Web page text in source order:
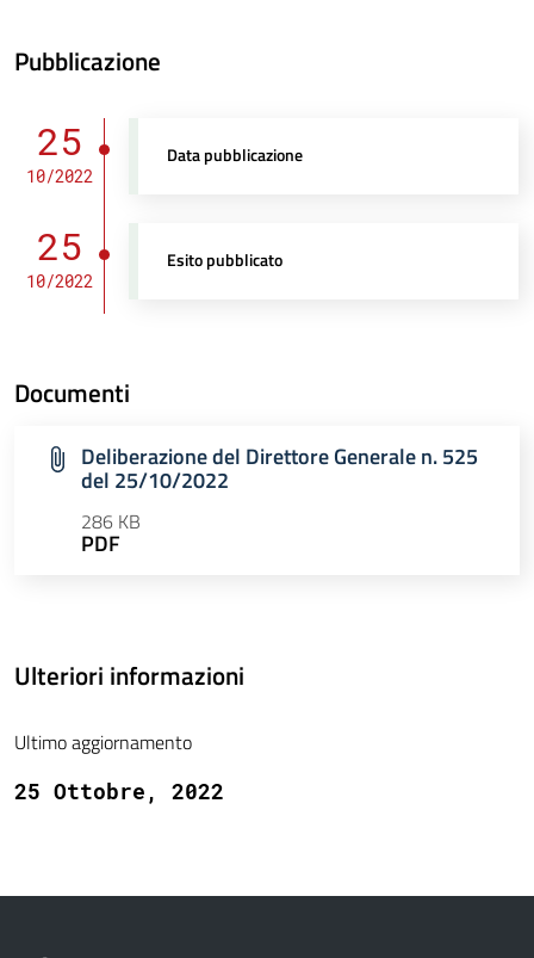
Pubblicazione
25
10/2022
Data pubblicazione
25
10/2022
Esito pubblicato
Documenti
Deliberazione del Direttore Generale n. 525
del 25/10/2022
286 KB
PDF
Ulteriori informazioni
Ultimo aggiornamento
25 Ottobre, 2022